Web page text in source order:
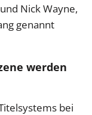
Nick Wayne,
genannt
werden
bei